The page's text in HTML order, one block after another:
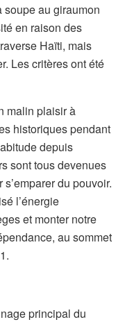
au giraumon
en raison des
Haïti, mais
Les critères ont été
malin plaisir à
historiques pendant
depuis
sont tous devenues
du pouvoir.
l’énergie
et monter notre
au sommet
principal du